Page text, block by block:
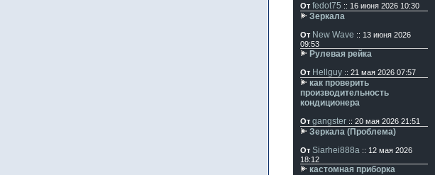
От fedot75 :: 16 июня 2026 10:30
Зеркала
От New Wave :: 13 июня 2026
09:53
Рулевая рейка
От Hellguy :: 21 мая 2026 07:57
как проверить
производительность
кондиционера
От gangster :: 20 мая 2026 21:51
Зеркала (Проблема)
От Siarhei888a :: 12 мая 2026
18:12
кастомная приборка